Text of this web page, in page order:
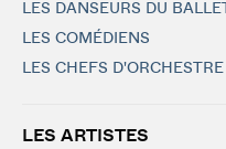
LES DANSEURS DU BALLET
LES COMÉDIENS
LES CHEFS D'ORCHESTRE
LES ARTISTES